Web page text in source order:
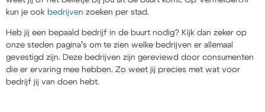
kun je ook bedrijven zoeken per stad.
Heb jij een bepaald bedrijf in de buurt nodig? Kijk dan zeker op
onze steden pagina’s om te zien welke bedrijven er allemaal
gevestigd zijn. Deze bedrijven zijn gereviewd door consumenten
die er ervaring mee hebben. Zo weet jij precies met wat voor
bedrijf jij van doen hebt.